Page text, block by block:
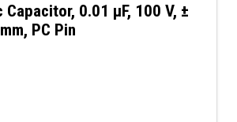
Capacitor, 0.01 µF, 100 V, ±
PC Pin